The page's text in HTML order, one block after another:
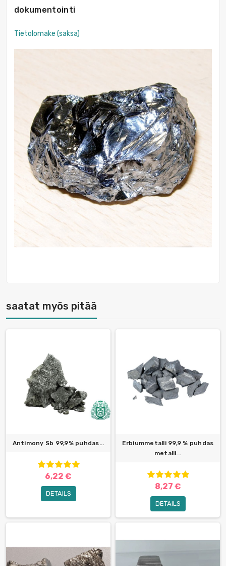
dokumentointi
Tietolomake (saksa)
saatat myös pitää
Antimony Sb 99,9% puhdas...
6,22 €
DETAILS
Erbiummetalli 99,9 % puhdas
metalli...
8,27 €
DETAILS